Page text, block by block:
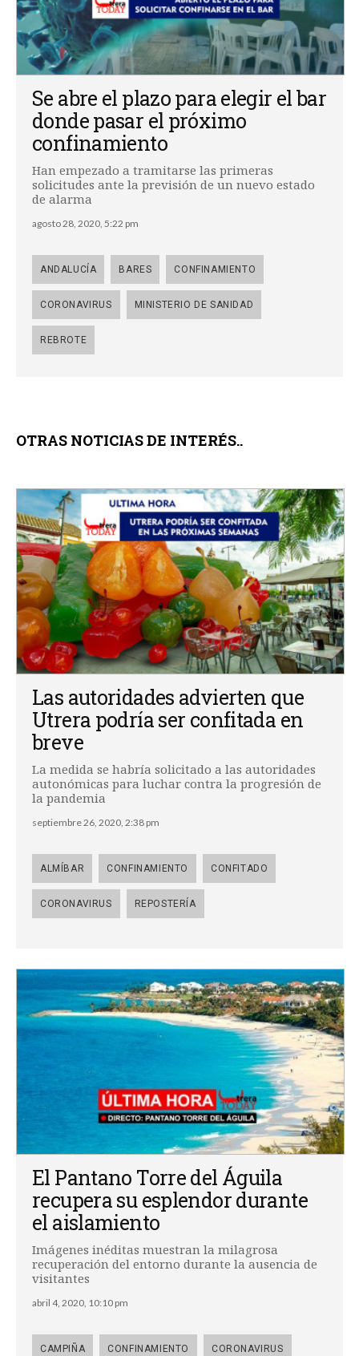
Se abre el plazo para elegir el bar
donde pasar el próximo
confinamiento
Han empezado a tramitarse las primeras
solicitudes ante la previsión de un nuevo estado
de alarma
agosto 28, 2020, 5:22 pm
ANDALUCÍA BARES CONFINAMIENTO
CORONAVIRUS MINISTERIO DE SANIDAD
REBROTE
OTRAS NOTICIAS DE INTERÉS..
Las autoridades advierten que
Utrera podría ser confitada en
breve
La medida se habría solicitado a las autoridades
autonómicas para luchar contra la progresión de
la pandemia
septiembre 26, 2020, 2:38 pm
ALMÍBAR CONFINAMIENTO CONFITADO
CORONAVIRUS REPOSTERÍA
El Pantano Torre del Águila
recupera su esplendor durante
el aislamiento
Imágenes inéditas muestran la milagrosa
recuperación del entorno durante la ausencia de
visitantes
abril 4, 2020, 10:10 pm
CAMPIÑA CONFINAMIENTO CORONAVIRUS